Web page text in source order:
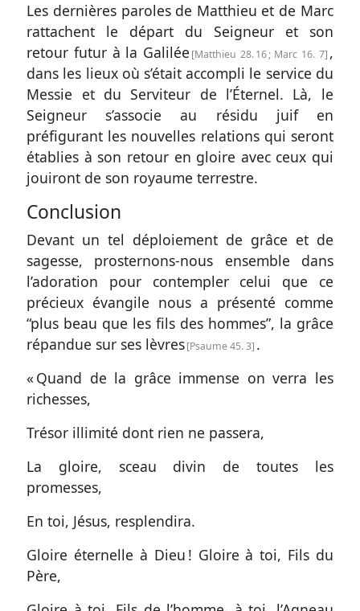
Les dernières paroles de Matthieu et de Marc
rattachent le départ du Seigneur et son
retour futur à la Galilée Matthieu 28. 16; Marc 16. 7 ,
dans les lieux où s’était accompli le service du
Messie et du Serviteur de l’Éternel. Là, le
Seigneur s’associe au résidu juif en
préfigurant les nouvelles relations qui seront
établies à son retour en gloire avec ceux qui
jouiront de son royaume terrestre.
Conclusion
Devant un tel déploiement de grâce et de
sagesse, prosternons-nous ensemble dans
l’adoration pour contempler celui que ce
précieux évangile nous a présenté comme
“plus beau que les fils des hommes”, la grâce
répandue sur ses lèvres Psaume 45. 3 .
« Quand de la grâce immense on verra les
richesses,
Trésor illimité dont rien ne passera,
La gloire, sceau divin de toutes les
promesses,
En toi, Jésus, resplendira.
Gloire éternelle à Dieu ! Gloire à toi, Fils du
Père,